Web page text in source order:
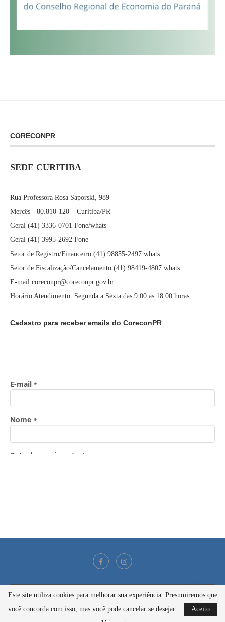
CORECONPR
SEDE CURITIBA
Rua Professora Rosa Saporski, 989
Mercês - 80.810-120 – Curitiba/PR
Geral (41) 3336-0701 Fone/whats
Geral (41) 3995-2692 Fone
Setor de Registro/Financeiro (41) 98855-2497 whats
Setor de Fiscalização/Cancelamento (41) 98419-4807 whats
E-mail:coreconpr@coreconpr.gov.br
Horário Atendimento: Segunda a Sexta das 9:00 as 18:00 horas
Cadastro para receber emails do CoreconPR
@2021 - Todos os direitos reservados
Este site utiliza cookies para melhorar sua experiência. Presumiremos que
você concorda com isso, mas você pode cancelar se desejar.
Aceito